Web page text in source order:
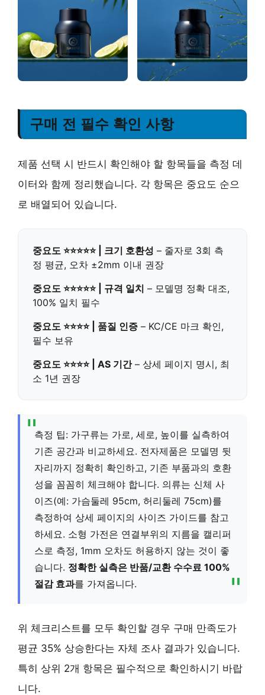
구매 전 필수 확인 사항
제품 선택 시 반드시 확인해야 할 항목들을 측정 데
이터와 함께 정리했습니다. 각 항목은 중요도 순으
로 배열되어 있습니다.
중요도 ⭐⭐⭐⭐⭐ | 크기 호환성 – 줄자로 3회 측
정 평균, 오차 ±2mm 이내 권장
중요도 ⭐⭐⭐⭐⭐ | 규격 일치 – 모델명 정확 대조,
100% 일치 필수
중요도 ⭐⭐⭐⭐ | 품질 인증 – KC/CE 마크 확인,
필수 보유
중요도 ⭐⭐⭐⭐ | AS 기간– 상세 페이지 명시, 최
소 1년 권장
측정 팁: 가구류는 가로, 세로, 높이를 실측하여
기존 공간과 비교하세요. 전자제품은 모델명 뒷
자리까지 정확히 확인하고, 기존 부품과의 호환
성을 꼼꼼히 체크해야 합니다. 의류는 신체 사
이즈(예: 가슴둘레 95cm, 허리둘레 75cm)를
측정하여 상세 페이지의 사이즈 가이드를 참고
하세요. 소형 가전은 연결부위의 지름을 캘리퍼
스로 측정, 1mm 오차도 허용하지 않는 것이 좋
습니다. 정확한 실측은 반품/교환 수수료 100%
절감 효과를 가져옵니다.
위 체크리스트를 모두 확인할 경우 구매 만족도가
평균 35% 상승한다는 자체 조사 결과가 있습니다.
특히 상위 2개 항목은 필수적으로 확인하시기 바랍
니다.